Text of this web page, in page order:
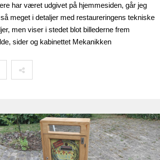
har været udgivet på hjemmesiden, går jeg
meget i detaljer med restaureringens tekniske
men viser i stedet blot billederne frem
sider og kabinettet Mekanikken